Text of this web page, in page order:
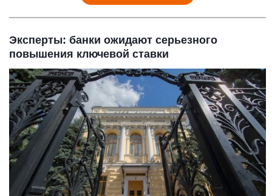
Эксперты: банки ожидают серьезного
повышения ключевой ставки